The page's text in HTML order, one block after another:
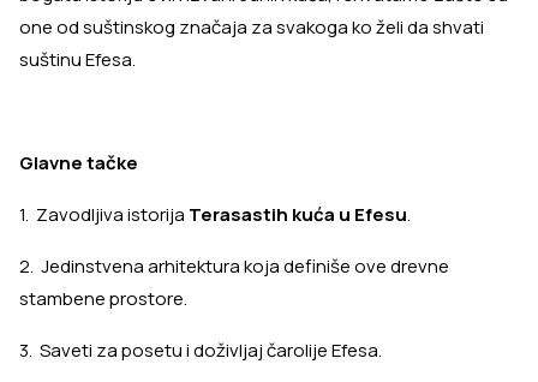
one od suštinskog značaja za svakoga ko želi da shvati
suštinu Efesa.
Glavne tačke
1. Zavodljiva istorija Terasastih kuća u Efesu.
2. Jedinstvena arhitektura koja definiše ove drevne
stambene prostore.
3. Saveti za posetu i doživljaj čarolije Efesa.